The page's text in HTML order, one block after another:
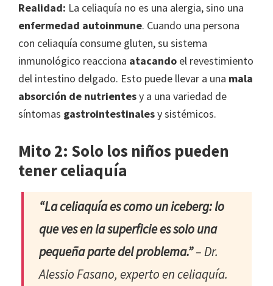
Realidad: La celiaquía no es una alergia, sino una
enfermedad autoinmune. Cuando una persona
con celiaquía consume gluten, su sistema
inmunológico reacciona atacando el revestimiento
del intestino delgado. Esto puede llevar a una mala
absorción de nutrientesy a una variedad de
síntomas gastrointestinalesy sistémicos.
Mito 2: Solo los niños pueden
tener celiaquía
“La celiaquía es como un iceberg: lo
que ves en la superficie es solo una
pequeña parte del problema.”– Dr.
Alessio Fasano, experto en celiaquía.